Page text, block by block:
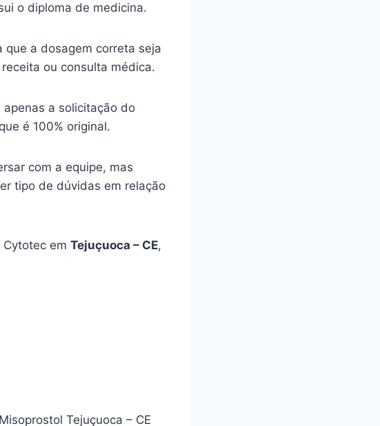
o diploma de medicina.
que a dosagem correta seja
ou consulta médica.
a solicitação do
é 100% original.
com a equipe, mas
tipo de dúvidas em relação
em Tejuçuoca – CE,
Tejuçuoca – CE